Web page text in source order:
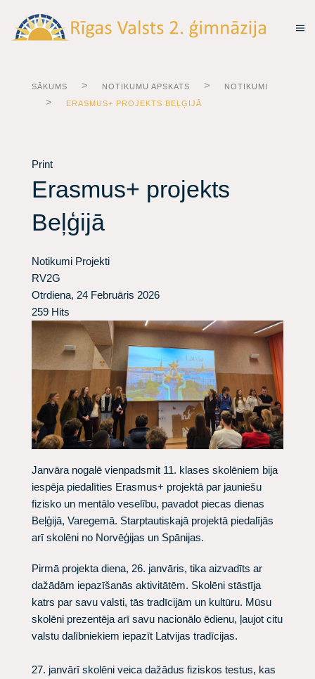
SĀKUMS NOTIKUMU APSKATS
NOTIKUMI
ERASMUS+ PROJEKTS BEĻĢIJĀ
Print
Erasmus+ projekts
Beļģijā
Notikumi Projekti
RV2G
Otrdiena, 24 Februāris 2026
259 Hits
Janvāra nogalē vienpadsmit 11. klases skolēniem bija
iespēja piedalīties Erasmus+ projektā par jauniešu
fizisko un mentālo veselību, pavadot piecas dienas
Beļģijā, Varegemā. Starptautiskajā projektā piedalījās
arī skolēni no Norvēģijas un Spānijas.
Pirmā projekta diena, 26. janvāris, tika aizvadīts ar
dažādām iepazīšanās aktivitātēm. Skolēni stāstīja
katrs par savu valsti, tās tradīcijām un kultūru. Mūsu
skolēni prezentēja arī savu nacionālo ēdienu, ļaujot citu
valstu dalībniekiem iepazīt Latvijas tradīcijas.
27. janvārī skolēni veica dažādus fiziskos testus, kas